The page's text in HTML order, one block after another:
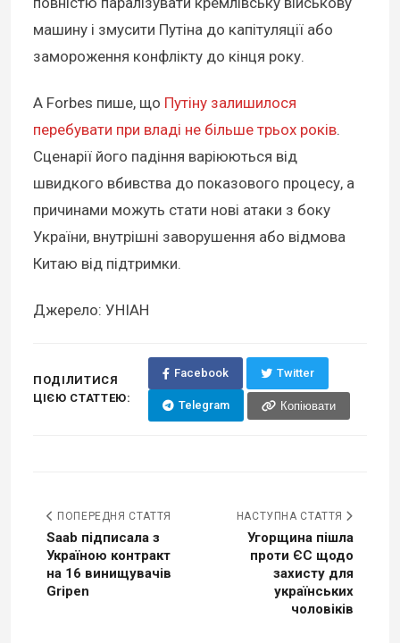
машину і змусити Путіна до капітуляції або
замороження конфлікту до кінця року.
А Forbes пише, що Путіну залишилося
перебувати при владі не більше трьох років.
Сценарії його падіння варіюються від
швидкого вбивства до показового процесу, а
причинами можуть стати нові атаки з боку
України, внутрішні заворушення або відмова
Китаю від підтримки.
Джерело: УНІАН
ПОДІЛИТИСЯ
ЦІЄЮ СТАТТЕЮ:
Facebook Twitter
Telegram Копіювати
ПОПЕРЕДНЯ СТАТТЯ
Saab підписала з
Україною контракт
на 16 винищувачів
Gripen
НАСТУПНА СТАТТЯ
Угорщина пішла
проти ЄС щодо
захисту для
українських
чоловіків